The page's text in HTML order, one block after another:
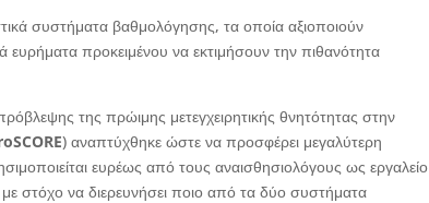
συστήματα βαθμολόγησης, τα οποία αξιοποιούν
ευρήματα προκειμένου να εκτιμήσουν την πιθανότητα
της πρώιμης μετεγχειρητικής θνητότητας στην
) αναπτύχθηκε ώστε να προσφέρει μεγαλύτερη
ευρέως από τους αναισθησιολόγους ως εργαλείο
στόχο να διερευνήσει ποιο από τα δύο συστήματα